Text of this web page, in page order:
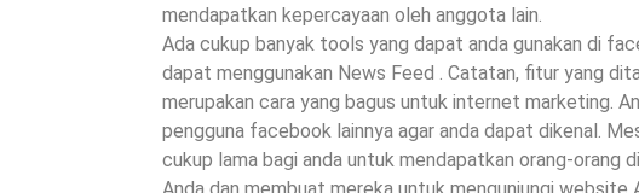
mendapatkan kepercayaan oleh anggota lain.
Ada cukup banyak tools yang dapat anda gunakan di
dapat menggunakan News Feed . Catatan, fitur yang
merupakan cara yang bagus untuk internet marketing.
pengguna facebook lainnya agar anda dapat dikenal.
cukup lama bagi anda untuk mendapatkan orang-orang